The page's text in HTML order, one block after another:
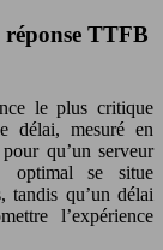
réponse TTFB
le plus critique
délai, mesuré en
qu’un serveur
optimal se situe
tandis qu’un délai
l’expérience